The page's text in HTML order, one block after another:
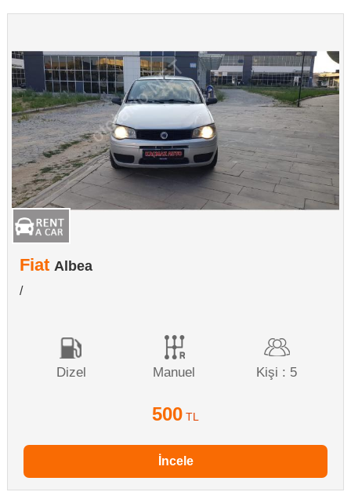
Fiat Albea
/
Dizel Manuel Kişi : 5
500 TL
İncele